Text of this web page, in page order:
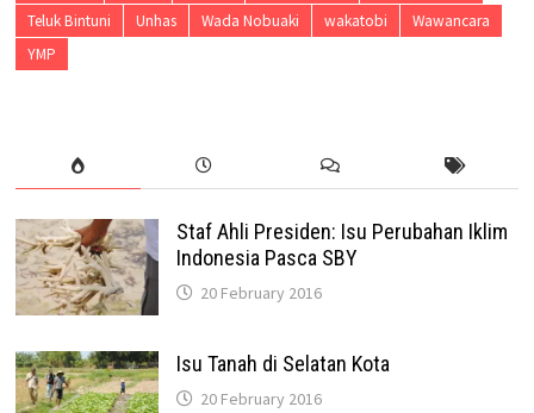
Teluk Bintuni
Unhas Wada Nobuaki wakatobi
Wawancara
YMP
Staf Ahli Presiden: Isu Perubahan Iklim
Indonesia Pasca SBY
20 February 2016
Isu Tanah di Selatan Kota
20 February 2016